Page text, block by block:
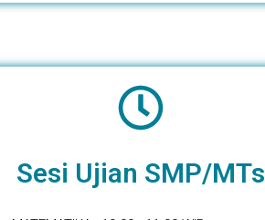
Sesi Ujian SMP/MTs